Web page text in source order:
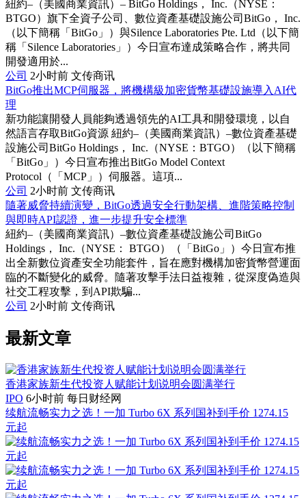
紐約–（美國商業資訊）– BitGo Holdings， Inc.（NYSE：
BTGO）旗下全資子公司、數位資產基礎設施公司BitGo， Inc.
（以下簡稱「BitGo」）與Silence Laboratories Pte. Ltd（以下簡
稱「Silence Laboratories」）今日宣布達成策略合作，將共同
開發適用於...
公司 2小时前 文传商讯
BitGo推出MCP伺服器，將機構級加密貨幣基礎設施導入AI代
理
新功能讓開發人員能夠透過領先的AI工具和開發環境，以自
然語言存取BitGo資源 紐約–（美國商業資訊）–數位資產基礎
設施公司BitGo Holdings， Inc.（NYSE：BTGO）（以下簡稱
「BitGo」）今日宣布推出BitGo Model Context
Protocol（「MCP」）伺服器。這項...
公司 2小时前 文传商讯
隨著威脅持續演變，BitGo透過安全行動架構、進階策略控制
與即時API認證，進一步提升安全標準
紐約–（美國商業資訊）–數位資產基礎設施公司BitGo
Holdings， Inc.（NYSE： BTGO）（「BitGo」）今日宣布推
出全新數位資產安全功能套件，旨在應對機構加密貨幣營運面
臨的不斷變化的威脅。隨著攻擊手法日益複雜，從深度偽造與
社交工程攻擊，到API欺騙...
公司 2小时前 文传商讯
最新文章
香港家族新生代投资人赋能计划说明会圆满举行
IPO 6小时前 每日财经网
续航流畅实力之选！一加 Turbo 6X 系列国补到手价 1274.15
元起